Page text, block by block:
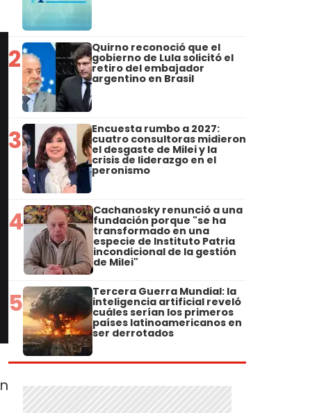
2 Quirno reconoció que el
gobierno de Lula solicitó el
retiro del embajador
argentino en Brasil
3 Encuesta rumbo a 2027:
cuatro consultoras midieron
el desgaste de Milei y la
crisis de liderazgo en el
peronismo
4 Cachanosky renunció a una
fundación porque "se ha
transformado en una
especie de Instituto Patria
incondicional de la gestión
de Milei"
5 Tercera Guerra Mundial: la
inteligencia artificial reveló
cuáles serían los primeros
países latinoamericanos en
ser derrotados